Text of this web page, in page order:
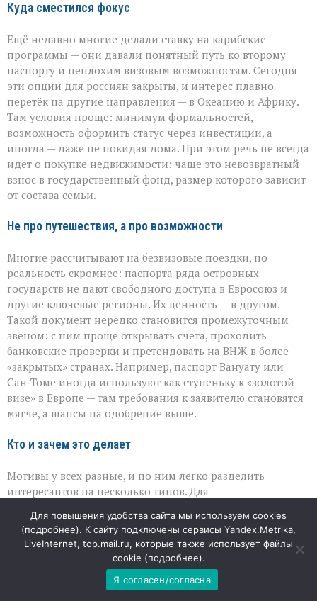
Куда сместился фокус
Ещё недавно многие делали ставку на карибские
программы — они давали понятный путь ко второму
паспорту и неплохим визовым возможностям. Сегодня
эти опции для россиян закрыты, и интерес плавно
перетёк на другие направления — в Океанию и Африку.
Там условия проще: минимум формальностей,
возможность оформить статус через инвестиции, а
иногда — даже не покидая дома. При этом речь не всегда
идёт о покупке недвижимости: чаще это невозвратный
взнос в государственный фонд, размер которого зависит
от состава семьи.
Не про путешествия, а про возможности
Многие рассчитывают на безвизовые поездки, но
реальность скромнее: паспорта ряда островных
государств не дают свободного доступа в Евросоюз и
другие ключевые регионы. Их ценность — в другом.
Такой документ нередко становится промежуточным
звеном: с ним проще открывать счета, проходить
банковские проверки и претендовать на ВНЖ в более
«закрытых» странах. Например, паспорт Вануату или
Сан‑Томе иногда используют как ступеньку к «золотой
визе» в Европе — там требования к заявителю становятся
мягче, а шансы на одобрение выше.
Кто и зачем это делает
Мотивы у всех разные, и по ним легко разделить
интересантов на несколько типов. Для
риски и упростить работу с зарубежными партнёрами.
Семьи смотрят на переезд и выбирают страны с
понятными условиями для жизни и учёбы детей,
нередко оформляя «защитный» ВНЖ, который не
обязывает постоянно жить за границей. А молодые
Для повышения удобства сайта мы используем cookies
(подробнее). К сайту подключены сервисы Yandex.Metrika,
LiveInternet, top.mail.ru, которые также использует файлы
cookie (подробнее).
Я согласен/согласна